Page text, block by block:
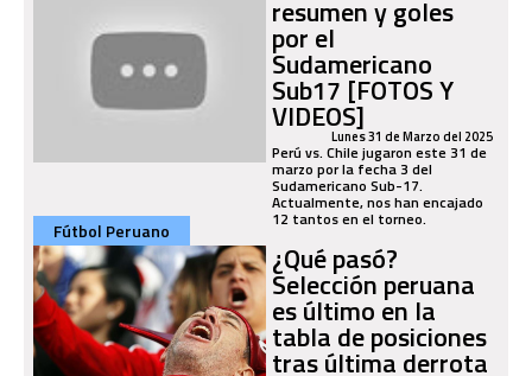
resumen y goles
por el
Sudamericano
Sub17 [FOTOS Y
VIDEOS]Lunes 31 de Marzo del 2025
Perú vs. Chile jugaron este 31 de
marzo por la fecha 3 del
Sudamericano Sub-17.
Actualmente, nos han encajado
12 tantos en el torneo.
Fútbol Peruano
¿Qué pasó?
Selección peruana
es último en la
tabla de posiciones
tras última derrota